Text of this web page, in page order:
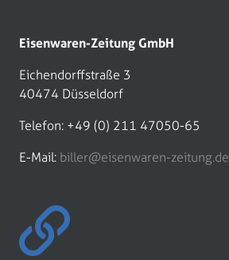
Eisenwaren-Zeitung GmbH
Eichendorffstraße 3
40474 Düsseldorf
Telefon: +49 (0) 211 47050-65
E-Mail: biller@eisenwaren-zeitung.de